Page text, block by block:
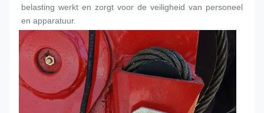
belasting werkt en zorgt voor de veiligheid van personeel
en apparatuur.